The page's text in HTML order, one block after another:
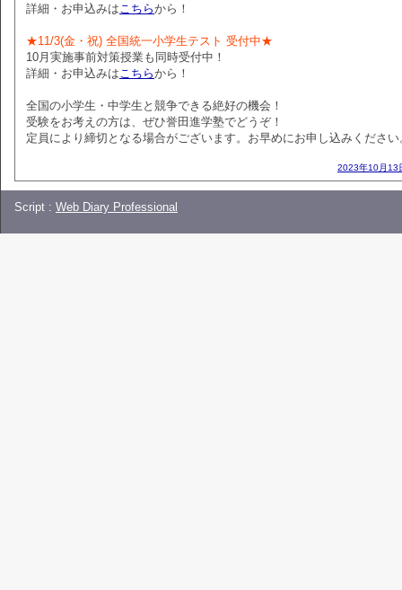
詳細・お申込みはこちらから！
★11/3(金・祝) 全国統一小学生テスト 受付中★
10月実施事前対策授業も同時受付中！
詳細・お申込みはこちらから！
全国の小学生・中学生と競争できる絶好の機会！
受験をお考えの方は、ぜひ誉田進学塾でどうぞ！
定員により締切となる場合がございます。お早めにお申し込みください
2023年10月13
Script : Web Diary Professional